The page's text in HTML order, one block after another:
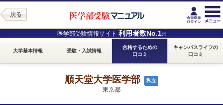
戻る
医学部受験情報サイト 利用者数No.1※
大学基本情報 受験・入試情報
合格するための
口コミ
キャンパスライフの
口コミ
順天堂大学医学部 私立
東京都